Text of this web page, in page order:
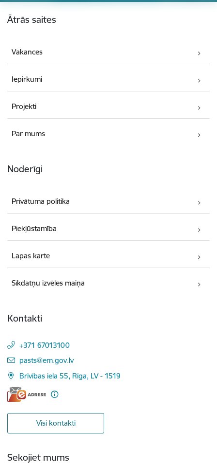
Kājene
Ātrās saites
Vakances
Iepirkumi
Projekti
Par mums
Noderīgi
Privātuma politika
Piekļūstamība
Lapas karte
Sīkdatņu izvēles maiņa
Kontakti
+371 67013100
E-pasts:
pasts@em.gov.lv
Brīvības iela 55, Rīga, LV - 1519
Visi kontakti
Sekojiet mums